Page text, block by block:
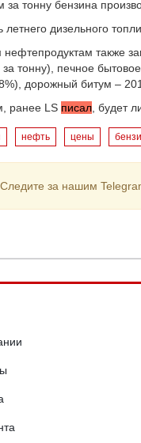
за тонну бензина
летнего дизельного
нефтепродуктам также
за тонну), печное
дорожный битум –
ранее LS писал , будет
нефть цены
Следите за нашим